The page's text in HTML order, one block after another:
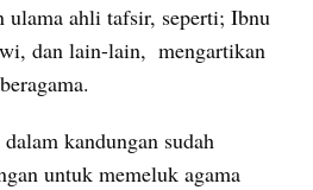
ulama ahli tafsir, seperti; Ibnu
dan lain-lain,  mengartikan
kandungan sudah
untuk memeluk agama